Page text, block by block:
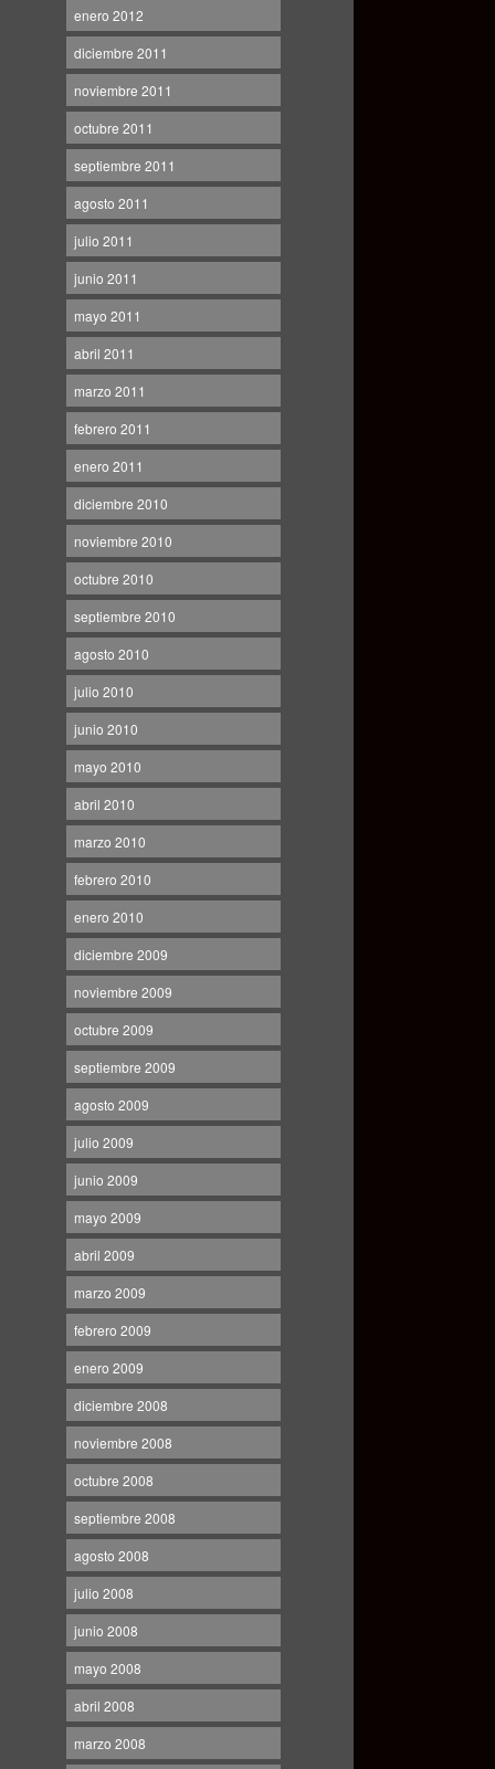
enero 2012
diciembre 2011
noviembre 2011
octubre 2011
septiembre 2011
agosto 2011
julio 2011
junio 2011
mayo 2011
abril 2011
marzo 2011
febrero 2011
enero 2011
diciembre 2010
noviembre 2010
octubre 2010
septiembre 2010
agosto 2010
julio 2010
junio 2010
mayo 2010
abril 2010
marzo 2010
febrero 2010
enero 2010
diciembre 2009
noviembre 2009
octubre 2009
septiembre 2009
agosto 2009
julio 2009
junio 2009
mayo 2009
abril 2009
marzo 2009
febrero 2009
enero 2009
diciembre 2008
noviembre 2008
octubre 2008
septiembre 2008
agosto 2008
julio 2008
junio 2008
mayo 2008
abril 2008
marzo 2008